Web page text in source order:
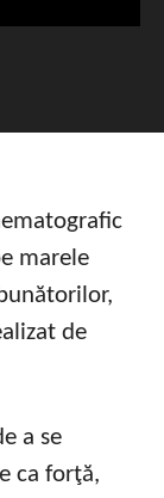
marele
de
a se
ca forţă,